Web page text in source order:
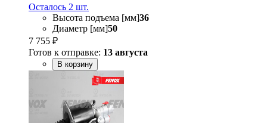
Осталось 2 шт.
Высота подъема [мм]36
Диаметр [мм]50
7 755 ₽
Готов к отправке: 13 августа
В корзину